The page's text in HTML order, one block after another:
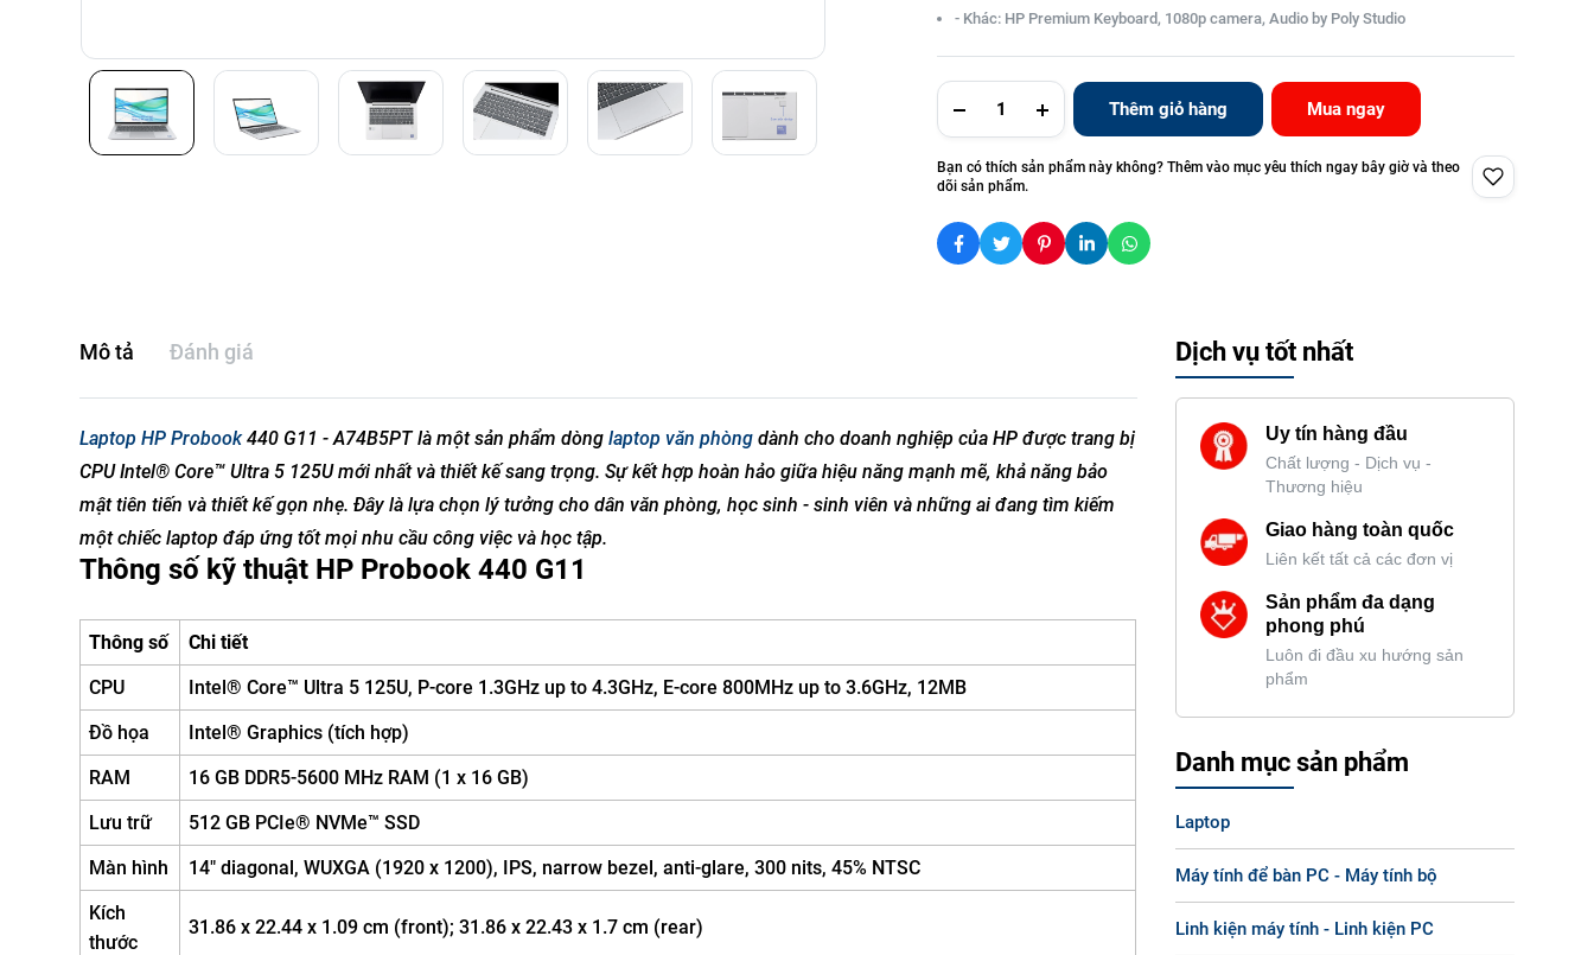
- Khác: HP Premium Keyboard, 1080p camera, Audio by Poly Studio
Thêm giỏ hàng Mua ngay
Bạn có thích sản phẩm này không? Thêm vào mục yêu thích ngay bây giờ và theo
dõi sản phẩm.
Mô tả Đánh giá
Laptop HP Probook440 G11 - A74B5PT là một sản phẩm dòng laptop văn phòng dành cho doanh nghiệp của HP được trang bị
CPU Intel® Core™ Ultra 5 125U mới nhất và thiết kế sang trọng. Sự kết hợp hoàn hảo giữa hiệu năng mạnh mẽ, khả năng bảo
mật tiên tiến và thiết kế gọn nhẹ. Đây là lựa chọn lý tưởng cho dân văn phòng, học sinh - sinh viên và những ai đang tìm kiếm
một chiếc laptop đáp ứng tốt mọi nhu cầu công việc và học tập.
Thông số kỹ thuật HP Probook 440 G11
Thông số
Chi tiết
CPU
Intel® Core™ Ultra 5 125U, P-core 1.3GHz up to 4.3GHz, E-core 800MHz up to 3.6GHz, 12MB
Đồ họa
Intel® Graphics (tích hợp)
RAM
16 GB DDR5-5600 MHz RAM (1 x 16 GB)
Lưu trữ
512 GB PCIe® NVMe™ SSD
Màn hình
14" diagonal, WUXGA (1920 x 1200), IPS, narrow bezel, anti-glare, 300 nits, 45% NTSC
Kích
thước
31.86 x 22.44 x 1.09 cm (front); 31.86 x 22.43 x 1.7 cm (rear)
Dịch vụ tốt nhất
Uy tín hàng đầu
Chất lượng - Dịch vụ -
Thương hiệu
Giao hàng toàn quốc
Liên kết tất cả các đơn vị
Sản phẩm đa dạng
phong phú
Luôn đi đầu xu hướng sản
phẩm
Danh mục sản phẩm
Laptop
Máy tính để bàn PC - Máy tính bộ
Linh kiện máy tính - Linh kiện PC